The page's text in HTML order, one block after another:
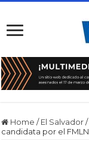
Home / El Salvador /
candidata por el FMLN